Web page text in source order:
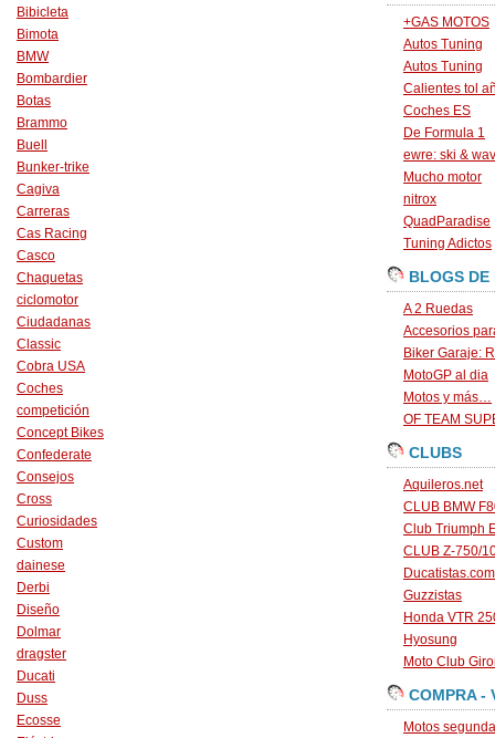
Bibicleta
Bimota
BMW
Bombardier
Botas
Brammo
Buell
Bunker-trike
Cagiva
Carreras
Cas Racing
Casco
Chaquetas
ciclomotor
Ciudadanas
Classic
Cobra USA
Coches
competición
Concept Bikes
Confederate
Consejos
Cross
Curiosidades
Custom
dainese
Derbi
Diseño
Dolmar
dragster
Ducati
Duss
Ecosse
+GAS MOTOS
Autos Tuning
Autos Tuning
Calientes tol
Coches ES
De Formula 1
ewre: ski &
Mucho motor
nitrox
QuadParadise
Tuning Adictos
BLOGS DE
A 2 Ruedas
Accesorios
Biker Garaje:
MotoGP al dia
Motos y más…
OF TEAM
CLUBS
Aquileros.net
CLUB BMW
Club Triumph
CLUB Z-750/
Ducatistas.com
Guzzistas
Honda VTR
Hyosung
Moto Club
COMPRA -
Motos